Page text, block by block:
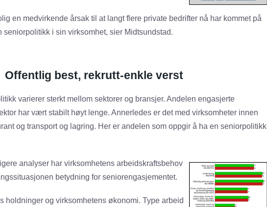
en medvirkende årsak til at langt flere private bedrifter nå har kommet på
seniorpolitikk i sin virksomhet, sier Midtsundstad.
Offentlig best, rekrutt-enkle verst
varierer sterkt mellom sektorer og bransjer. Andelen engasjerte
har vært stabilt høyt lenge. Annerledes er det med virksomheter innen
og transport og lagring. Her er andelen som oppgir å ha en seniorpolitikk
analyser har virksomhetens arbeidskraftsbehov
betydning for seniorengasjementet.
holdninger og virksomhetens økonomi. Type arbeid